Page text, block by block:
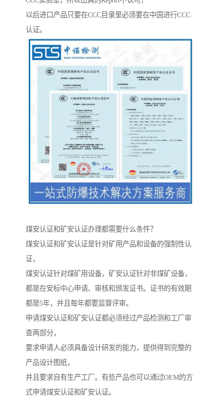
以后进口产品只要在CCC目录里必须要在中国进行CCC
认证。
煤安认证和矿安认证办理都需要什么条件？
煤安认证和矿安认证是针对矿用产品和设备的强制性认
证，
煤安认证针对煤矿用设备，矿安认证针对非煤矿设备，
都是在安标中心申请、审核和颁发证书。证书的有效期
都是5年，并且每年都要监督评审。
申请煤安认证和矿安认证都必须经过产品检测和工厂审
查两部分，
要求申请人必须具备设计研发的能力，提供得到完整的
产品设计图纸，
并且要求自有生产工厂。有些产品也可以通过OEM的方
式申请煤安认证和矿安认证。